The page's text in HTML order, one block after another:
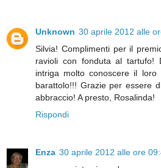
Unknown 30 aprile 2012 alle
Silvia! Complimenti per il
ravioli con fonduta al tartufo!
intriga molto conoscere il
barattolo!!! Grazie per essere
abbraccio! A presto, Rosalinda!
Rispondi
Enza 30 aprile 2012 alle ore